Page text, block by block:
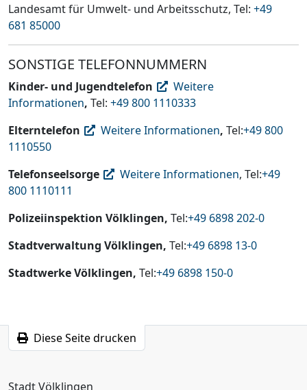
Landesamt für Umwelt- und Arbeitsschutz, Tel: +49
681 85000
SONSTIGE TELEFONNUMMERN
Kinder- und Jugendtelefon
Weitere
Informationen, Tel: +49 800 1110333
Elterntelefon
Weitere Informationen, Tel:+49 800
1110550
Telefonseelsorge
Weitere Informationen, Tel:+49
800 1110111
Polizeiinspektion Völklingen, Tel:+49 6898 202-0
Stadtverwaltung Völklingen, Tel:+49 6898 13-0
Stadtwerke Völklingen, Tel:+49 6898 150-0
Diese Seite drucken
Stadt Völklingen